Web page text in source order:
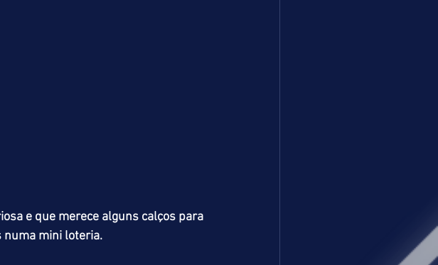
e que merece alguns calços para
numa mini loteria.